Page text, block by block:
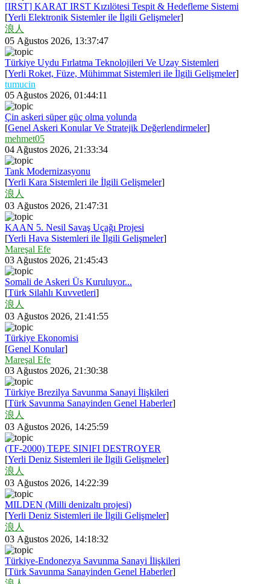
[IRST] KARAT IRST Kızılötesi Tespit & Hedefleme Sistemi
[Yerli Elektronik Sistemler ile İlgili Gelişmeler]
浪人
05 Ağustos 2026, 13:37:47
Türkiye Uydu Fırlatma Teknolojileri Ve Uzay Sistemleri
[Yerli Roket, Füze, Mühimmat Sistemleri ile İlgili Gelişmeler]
tumucin
05 Ağustos 2026, 01:44:11
Çin askeri süper güç olma yolunda
[Genel Askeri Konular Ve Stratejik Değerlendirmeler]
mehmet05
04 Ağustos 2026, 21:33:34
Tank Modernizasyonu
[Yerli Kara Sistemleri ile İlgili Gelişmeler]
浪人
03 Ağustos 2026, 21:47:31
KAAN 5. Nesil Savaş Uçağı Projesi
[Yerli Hava Sistemleri ile İlgili Gelişmeler]
Mareşal Efe
03 Ağustos 2026, 21:45:43
Somali de Askeri Üs Kuruluyor...
[Türk Silahlı Kuvvetleri]
浪人
03 Ağustos 2026, 21:41:55
Türkiye Ekonomisi
[Genel Konular]
Mareşal Efe
03 Ağustos 2026, 21:30:38
Türkiye Brezilya Savunma Sanayi İlişkileri
[Türk Savunma Sanayinden Genel Haberler]
浪人
03 Ağustos 2026, 14:25:59
(TF-2000) TEPE SINIFI DESTROYER
[Yerli Deniz Sistemleri ile İlgili Gelişmeler]
浪人
03 Ağustos 2026, 14:22:39
MILDEN (Milli denizaltı projesi)
[Yerli Deniz Sistemleri ile İlgili Gelişmeler]
浪人
03 Ağustos 2026, 14:18:32
Türkiye-Endonezya Savunma Sanayi İlişkileri
[Türk Savunma Sanayinden Genel Haberler]